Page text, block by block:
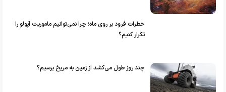
خطرات فرود بر روی ماه؛ چرا نمی‌توانیم ماموریت آپولو را
تکرار کنیم؟
چند روز طول می‌کشد از زمین به مریخ برسیم؟